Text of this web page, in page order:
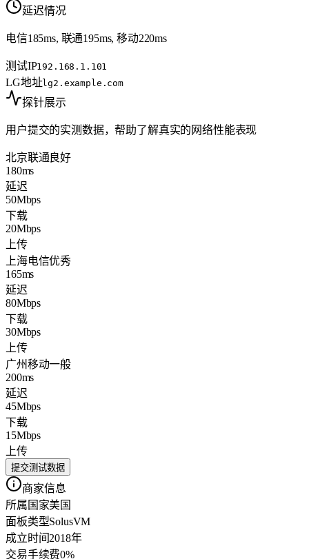
延迟情况
电信185ms, 联通195ms, 移动220ms
测试IP192.168.1.101
LG地址lg2.example.com
探针展示
用户提交的实测数据，帮助了解真实的网络性能表现
北京联通 良好
180ms
延迟
50Mbps
下载
20Mbps
上传
上海电信优秀
165ms
延迟
80Mbps
下载
30Mbps
上传
广州移动一般
200ms
延迟
45Mbps
下载
15Mbps
上传
提交测试数据
商家信息
所属国家美国
面板类型SolusVM
成立时间2018年
交易手续费0%